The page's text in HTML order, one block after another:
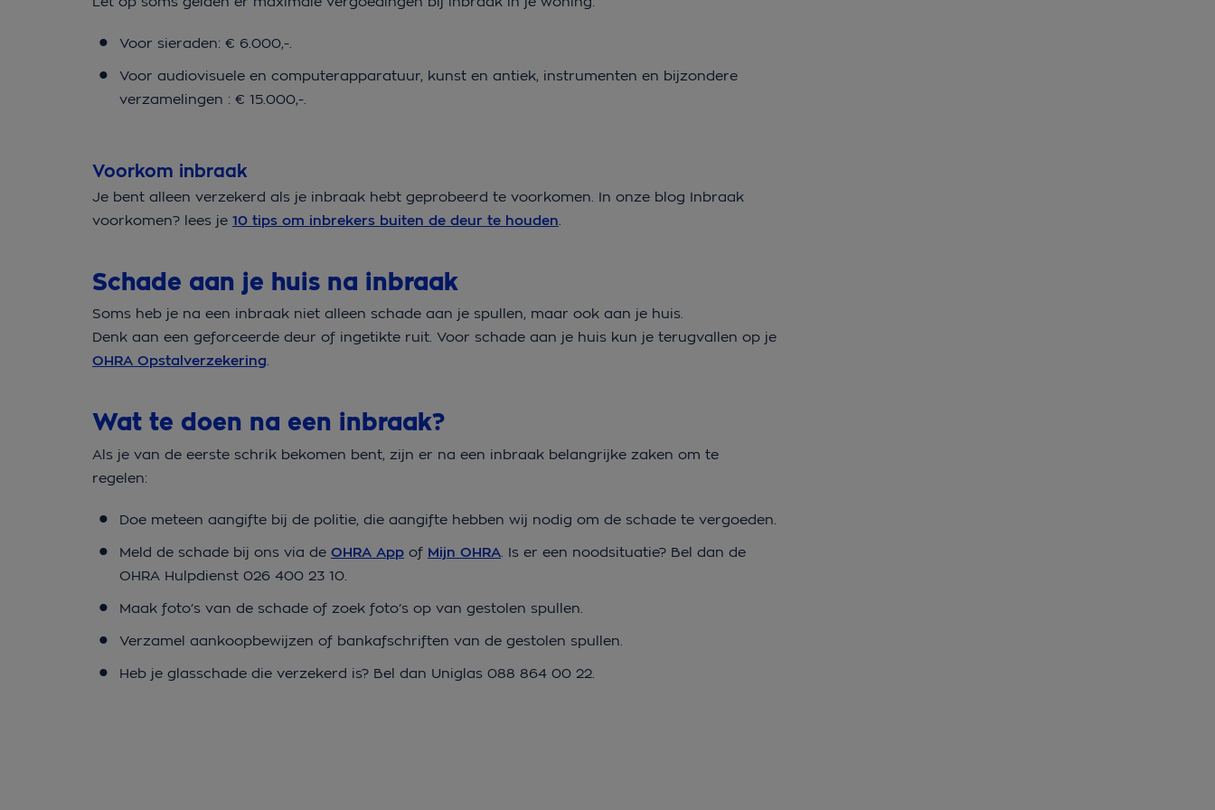
Voor sieraden: € 6.000,-.
Voor audiovisuele en computerapparatuur, kunst en antiek, instrumenten en bijzondere
verzamelingen : € 15.000,-.
Voorkom inbraak
Je bent alleen verzekerd als je inbraak hebt geprobeerd te voorkomen. In onze blog Inbraak
voorkomen? lees je 10 tips om inbrekers buiten de deur te houden.
Schade aan je huis na inbraak
Soms heb je na een inbraak niet alleen schade aan je spullen, maar ook aan je huis.
Denk aan een geforceerde deur of ingetikte ruit. Voor schade aan je huis kun je terugvallen op je
OHRA Opstalverzekering.
Wat te doen na een inbraak?
Als je van de eerste schrik bekomen bent, zijn er na een inbraak belangrijke zaken om te
regelen:
Doe meteen aangifte bij de politie, die aangifte hebben wij nodig om de schade te vergoeden.
Meld de schade bij ons via de OHRA App of Mijn OHRA . Is er een noodsituatie? Bel dan de
OHRA Hulpdienst 026 400 23 10.
Maak foto’s van de schade of zoek foto’s op van gestolen spullen.
Verzamel aankoopbewijzen of bankafschriften van de gestolen spullen.
Heb je glasschade die verzekerd is? Bel dan Uniglas 088 864 00 22.